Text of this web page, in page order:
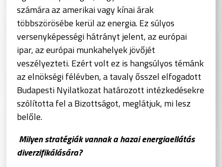
számára az amerikai vagy kínai árak
többszörösébe kerül az energia. Ez súlyos
versenyképességi hátrányt jelent, az európai
ipar, az európai munkahelyek jövőjét
veszélyezteti. Ezért volt ez is hangsúlyos témánk
az elnökségi félévben, a tavaly ősszel elfogadott
Budapesti Nyilatkozat határozott intézkedésekre
szólította fel a Bizottságot, meglátjuk, mi lesz
belőle.
Milyen stratégiák vannak a hazai energiaellátás
diverzifikálására?